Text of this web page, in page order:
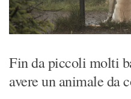
Fin da piccoli molti
avere un animale da